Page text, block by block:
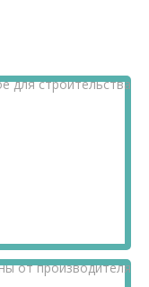
его в «Корзину»
задать их по
чате прямо на